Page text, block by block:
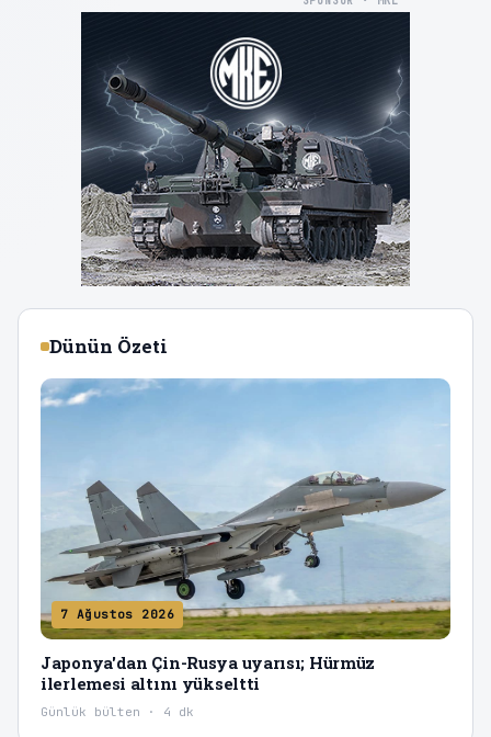
Dünün Özeti
7 Ağustos 2026
Japonya'dan Çin-Rusya uyarısı; Hürmüz
ilerlemesi altını yükseltti
Günlük bülten · 4 dk